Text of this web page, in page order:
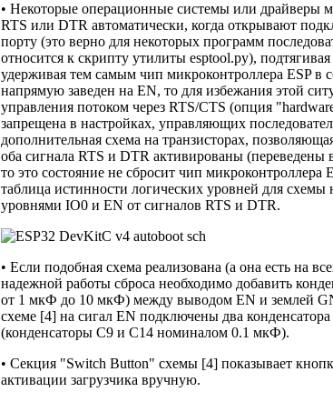
• Некоторые операционные системы или драйверы
RTS или DTR автоматически, когда открывают
порту (это верно для некоторых программ
относится к скрипту утилиты esptool.py),
удерживая тем самым чип микроконтроллера ESP в
напрямую заведен на EN, то для избежания этой
управления потоком через RTS/CTS (опция
запрещена в настройках, управляющих
дополнительная схема на транзисторах,
оба сигнала RTS и DTR активированы (переведены
то это состояние не сбросит чип микроконтроллера
таблица истинности логических уровней для схемы
уровнями IO0 и EN от сигналов RTS и DTR.
• Если подобная схема реализована (а она есть на
надежной работы сброса необходимо добавить
от 1 мкФ до 10 мкФ) между выводом EN и землей
схеме [4] на сигал EN подключены два
(конденсаторы C9 и C14 номиналом 0.1 мкФ).
• Секция "Switch Button" схемы [4] показывает
активации загрузчика вручную.